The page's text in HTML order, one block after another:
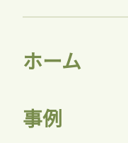
ホーム
事例